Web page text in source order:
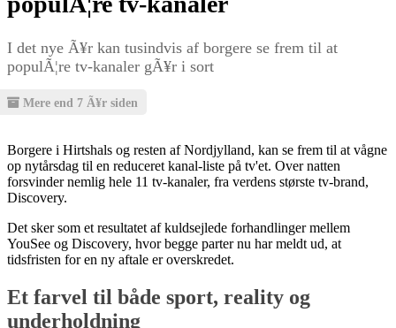
I det nye Ã¥r kan tusindvis af borgere se frem til at
populÃ¦re tv-kanaler gÃ¥r i sort
Mere end 7 Ã¥r siden
Borgere i Hirtshals og resten af Nordjylland, kan se frem til at vågne
op nytårsdag til en reduceret kanal-liste på tv'et. Over natten
forsvinder nemlig hele 11 tv-kanaler, fra verdens største tv-brand,
Discovery.
Det sker som et resultatet af kuldsejlede forhandlinger mellem
YouSee og Discovery, hvor begge parter nu har meldt ud, at
tidsfristen for en ny aftale er overskredet.
Et farvel til både sport, reality og
underholdning